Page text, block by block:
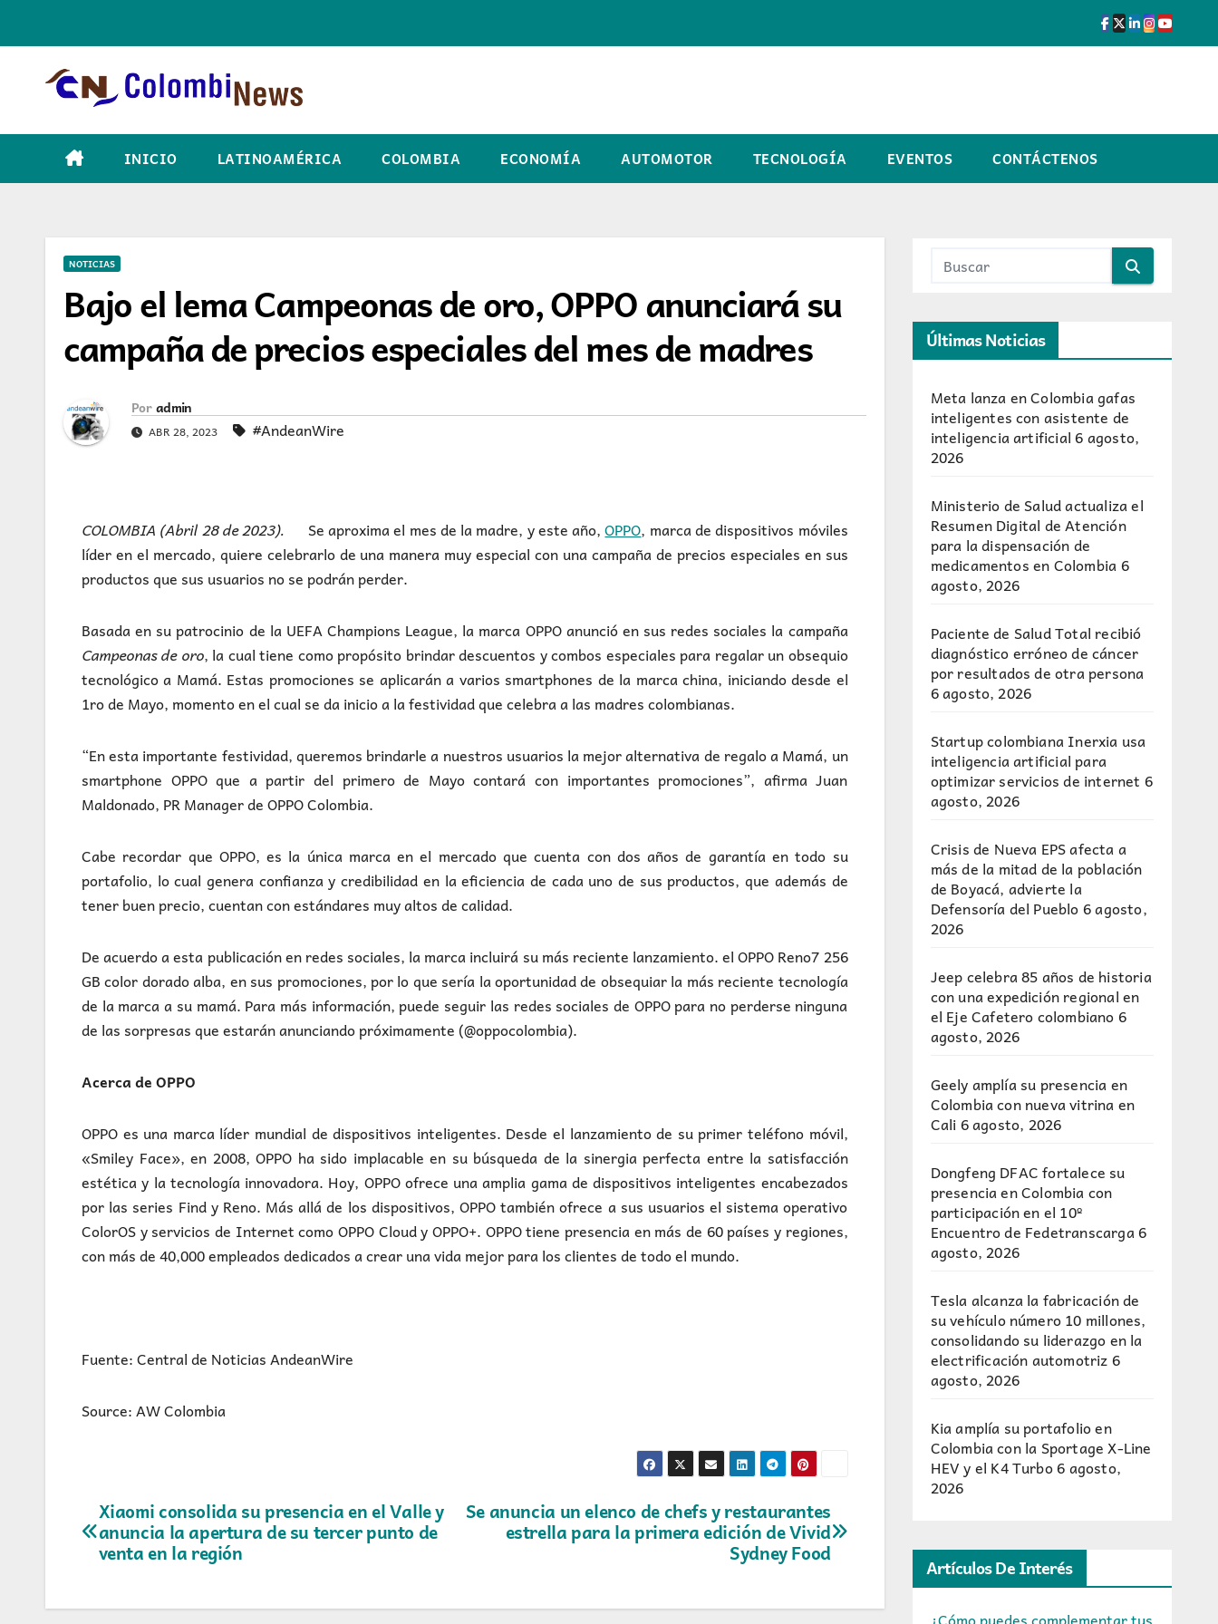
INICIO LATINOAMÉRICA COLOMBIA ECONOMÍA AUTOMOTOR TECNOLOGÍA EVENTOS CONTÁCTENOS
NOTICIAS
Bajo el lema Campeonas de oro, OPPO anunciará su
campaña de precios especiales del mes de madres
Por admin
ABR 28, 2023 #AndeanWire
COLOMBIA (Abril 28 de 2023). Se aproxima el mes de la madre, y este año,OPPO, marca de dispositivos móviles
líder en el mercado, quiere celebrarlo de una manera muy especial con una campaña de precios especiales en sus
productos que sus usuarios no se podrán perder.
Basada en su patrocinio de la UEFA Champions League, la marca OPPO anunció en sus redes sociales la campaña
Campeonas de oro, la cual tiene como propósito brindar descuentos y combos especiales para regalar un obsequio
tecnológico a Mamá. Estas promociones se aplicarán a varios smartphones de la marca china, iniciando desde el
1ro de Mayo, momento en el cual se da inicio a la festividad que celebra a las madres colombianas.
“En esta importante festividad, queremos brindarle a nuestros usuarios la mejor alternativa de regalo a Mamá, un
smartphone OPPO que a partir del primero de Mayo contará con importantes promociones”, afirma Juan
Maldonado, PR Manager de OPPO Colombia.
Cabe recordar que OPPO, es la única marca en el mercado que cuenta con dos años de garantía en todo su
portafolio, lo cual genera confianza y credibilidad en la eficiencia de cada uno de sus productos, que además de
tener buen precio, cuentan con estándares muy altos de calidad.
De acuerdo a esta publicación en redes sociales, la marca incluirá su más reciente lanzamiento. el OPPO Reno7 256
GB color dorado alba, en sus promociones, por lo que sería la oportunidad de obsequiar la más reciente tecnología
de la marca a su mamá. Para más información, puede seguir las redes sociales de OPPO para no perderse ninguna
de las sorpresas que estarán anunciando próximamente (@oppocolombia).
Acerca de OPPO
OPPO es una marca líder mundial de dispositivos inteligentes. Desde el lanzamiento de su primer teléfono móvil,
«Smiley Face», en 2008, OPPO ha sido implacable en su búsqueda de la sinergia perfecta entre la satisfacción
estética y la tecnología innovadora. Hoy, OPPO ofrece una amplia gama de dispositivos inteligentes encabezados
por las series Find y Reno. Más allá de los dispositivos, OPPO también ofrece a sus usuarios el sistema operativo
ColorOS y servicios de Internet como OPPO Cloud y OPPO+. OPPO tiene presencia en más de 60 países y regiones,
con más de 40,000 empleados dedicados a crear una vida mejor para los clientes de todo el mundo.
Fuente: Central de Noticias AndeanWire
Source: AW Colombia
Navegación
de
Se anuncia un elenco de chefs y restaurantes
estrella para la primera edición de Vivid
Sydney Food
Xiaomi consolida su presencia en el Valle y
anuncia la apertura de su tercer punto de
venta en la región
Últimas Noticias
Meta lanza en Colombia gafas
inteligentes con asistente de
inteligencia artificial 6 agosto,
2026
Ministerio de Salud actualiza el
Resumen Digital de Atención
para la dispensación de
medicamentos en Colombia6
agosto, 2026
Paciente de Salud Total recibió
diagnóstico erróneo de cáncer
por resultados de otra persona
6 agosto, 2026
Startup colombiana Inerxia usa
inteligencia artificial para
optimizar servicios de internet 6
agosto, 2026
Crisis de Nueva EPS afecta a
más de la mitad de la población
de Boyacá, advierte la
Defensoría del Pueblo6 agosto,
2026
Jeep celebra 85 años de historia
con una expedición regional en
el Eje Cafetero colombiano6
agosto, 2026
Geely amplía su presencia en
Colombia con nueva vitrina en
Cali 6 agosto, 2026
Dongfeng DFAC fortalece su
presencia en Colombia con
participación en el 10º
Encuentro de Fedetranscarga6
agosto, 2026
Tesla alcanza la fabricación de
su vehículo número 10 millones,
consolidando su liderazgo en la
electrificación automotriz6
agosto, 2026
Kia amplía su portafolio en
Colombia con la Sportage X-Line
HEV y el K4 Turbo6 agosto,
2026
Artículos De Interés